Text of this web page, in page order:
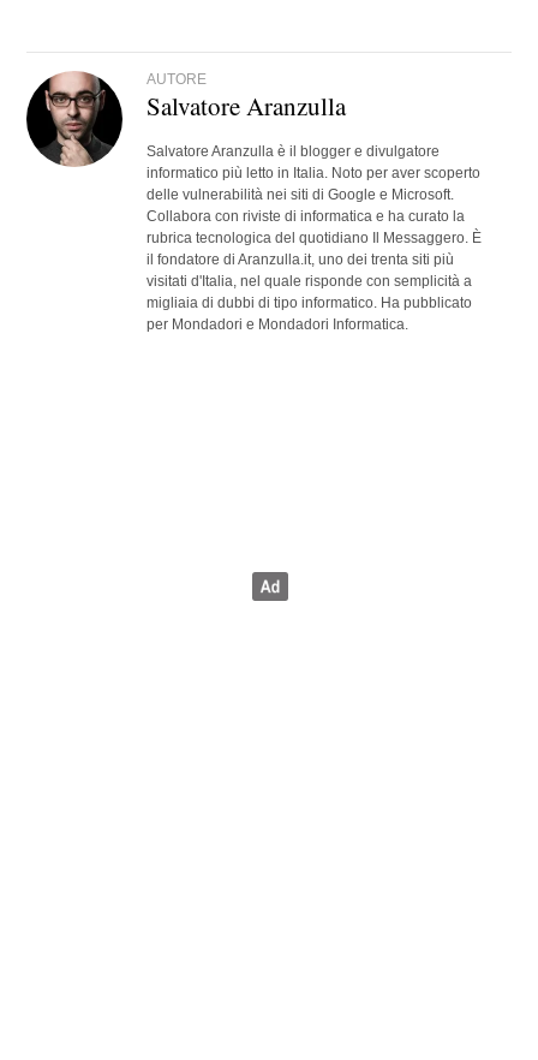
AUTORE
Salvatore Aranzulla
Salvatore Aranzulla è il blogger e divulgatore
informatico più letto in Italia. Noto per aver scoperto
delle vulnerabilità nei siti di Google e Microsoft.
Collabora con riviste di informatica e ha curato la
rubrica tecnologica del quotidiano Il Messaggero. È
il fondatore di Aranzulla.it, uno dei trenta siti più
visitati d'Italia, nel quale risponde con semplicità a
migliaia di dubbi di tipo informatico. Ha pubblicato
per Mondadori e Mondadori Informatica.